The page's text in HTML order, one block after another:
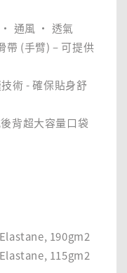
‧ 通風 ‧ 透氣
帶 (手臂) – 可提供
術 - 確保貼身舒
背超大容量口袋
190gm2
115gm2